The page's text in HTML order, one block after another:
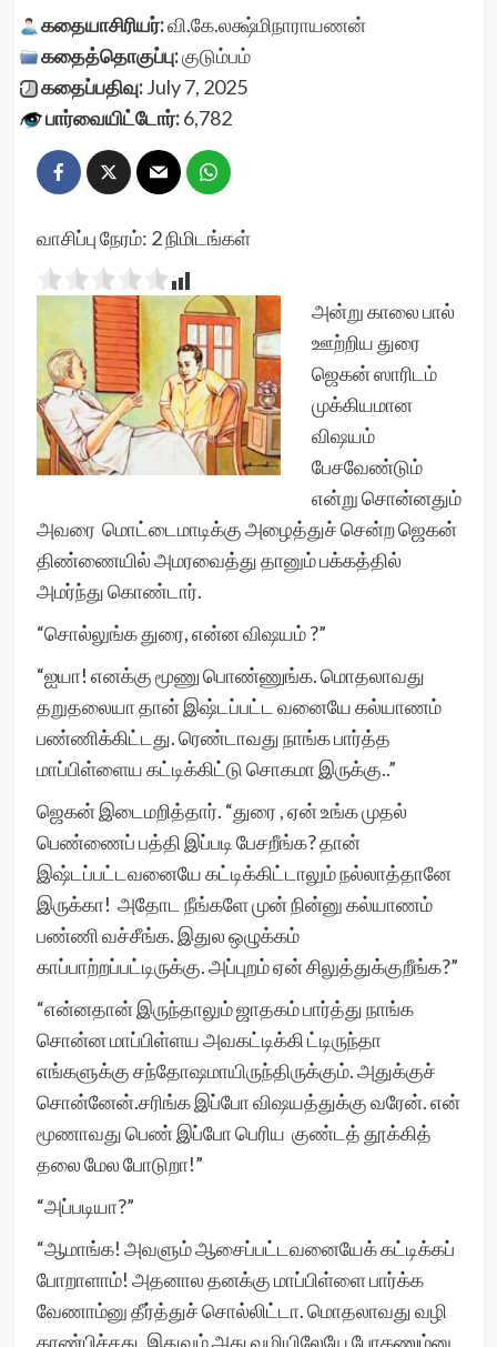
கதையாசிரியர்:வி.கே.லக்ஷ்மிநாராயணன்
கதைத்தொகுப்பு:குடும்பம்
கதைப்பதிவு:July 7, 2025
பார்வையிட்டோர்:6,782
வாசிப்பு நேரம்: 2நிமிடங்கள்
அன்று காலை பால்
ஊற்றிய துரை
ஜெகன் ஸாரிடம்
முக்கியமான
விஷயம்
பேசவேண்டும்
என்று சொன்னதும்
அவரை மொட்டைமாடிக்கு அழைத்துச் சென்ற ஜெகன்
திண்ணையில் அமரவைத்து தானும் பக்கத்தில்
அமர்ந்து கொண்டார்.
“சொல்லுங்க துரை, என்ன விஷயம் ?”
“ஐயா! எனக்கு மூணு பொண்ணுங்க. மொதலாவது
தறுதலையா தான் இஷ்டப்பட்ட வனையே கல்யாணம்
பண்ணிக்கிட்டது. ரெண்டாவது நாங்க பார்த்த
மாப்பிள்ளைய கட்டிக்கிட்டு சொகமா இருக்கு..”
ஜெகன் இடைமறித்தார். “துரை , ஏன் உங்க முதல்
பெண்ணைப் பத்தி இப்படி பேசறீங்க? தான்
இஷ்டப்பட்டவனையே கட்டிக்கிட்டாலும் நல்லாத்தானே
இருக்கா! அதோட நீங்களே முன் நின்னு கல்யாணம்
பண்ணி வச்சீங்க. இதுல ஒழுக்கம்
காப்பாற்றப்பட்டிருக்கு. அப்புறம் ஏன் சிலுத்துக்குறீங்க?”
“என்னதான் இருந்தாலும் ஜாதகம் பார்த்து நாங்க
சொன்ன மாப்பிள்ளய அவகட்டிக்கி ட்டிருந்தா
எங்களுக்கு சந்தோஷமாயிருந்திருக்கும். அதுக்குச்
சொன்னேன்.சரிங்க இப்போ விஷயத்துக்கு வரேன். என்
மூணாவது பெண் இப்போ பெரிய குண்டத் தூக்கித்
தலை மேல போடுறா!”
“அப்படியா?”
“ஆமாங்க! அவளும் ஆசைப்பட்டவனையேக் கட்டிக்கப்
போறாளாம்! அதனால தனக்கு மாப்பிள்ளை பார்க்க
வேணாம்னு தீர்த்துச் சொல்லிட்டா. மொதலாவது வழி
காண்பிச்சது. இதுவும் அது வழியிலேயே போகணும்னு